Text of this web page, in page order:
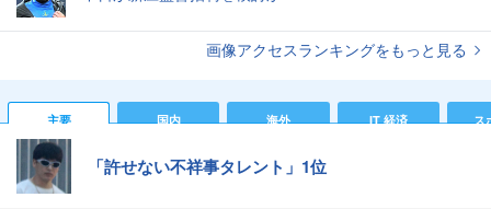
画像アクセスランキングをもっと見る
主要 国内 海外 IT 経済 ス
「許せない不祥事タレント」1位